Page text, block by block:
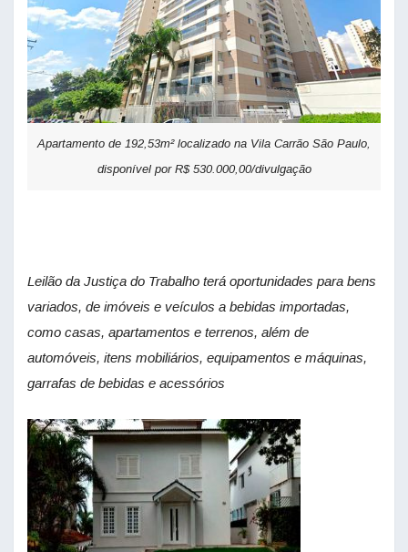
Apartamento de 192,53m² localizado na Vila Carrão São Paulo,
disponível por R$ 530.000,00/divulgação
Leilão da Justiça do Trabalho terá oportunidades para bens
variados, de imóveis e veículos a bebidas importadas,
como casas, apartamentos e terrenos, além de
automóveis, itens mobiliários, equipamentos e máquinas,
garrafas de bebidas e acessórios